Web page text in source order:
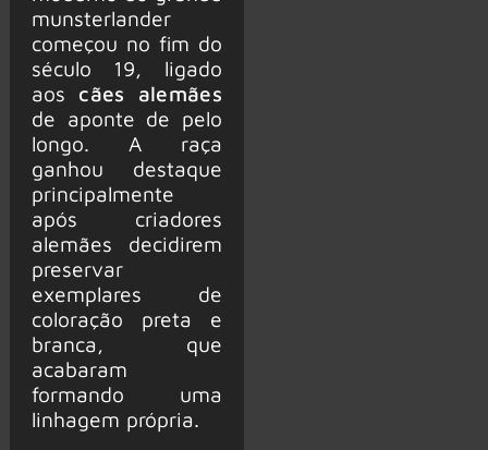
munsterlander
começou no fim do
século 19, ligado
aos cães alemães
de aponte de pelo
longo. A raça
ganhou destaque
principalmente
após criadores
alemães decidirem
preservar
exemplares de
coloração preta e
branca, que
acabaram
formando uma
linhagem própria.